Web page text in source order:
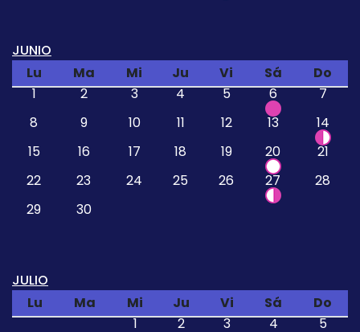
JUNIO
Lu
Ma Mi Ju Vi Sá
Do
1
2 3 4 5 6
7
8
9 10 11 12 13
14
15
16 17 18 19 20
21
22
23 24 25 26 27
28
29
30
JULIO
Lu
Ma Mi Ju Vi Sá
Do
1
2 3 4 5